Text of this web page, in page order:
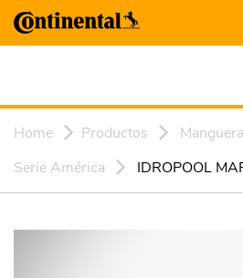
Home Productos
Serie América
IDROPOOL